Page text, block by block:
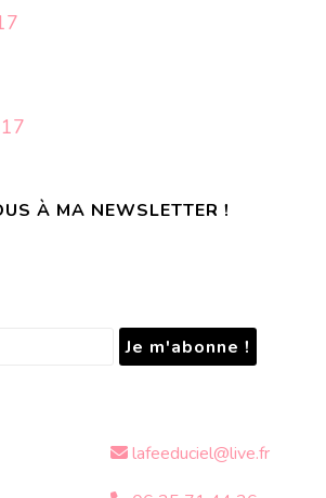
À MA NEWSLETTER !
lafeeduciel@live.fr